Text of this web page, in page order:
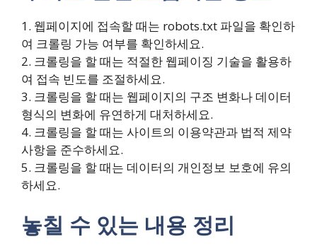
1. 웹페이지에 접속할 때는 robots.txt 파일을 확인하
여 크롤링 가능 여부를 확인하세요.
2. 크롤링을 할 때는 적절한 웹페이징 기술을 활용하
여 접속 빈도를 조절하세요.
3. 크롤링을 할 때는 웹페이지의 구조 변화나 데이터
형식의 변화에 유연하게 대처하세요.
4. 크롤링을 할 때는 사이트의 이용약관과 법적 제약
사항을 준수하세요.
5. 크롤링을 할 때는 데이터의 개인정보 보호에 유의
하세요.
놓칠 수 있는 내용 정리